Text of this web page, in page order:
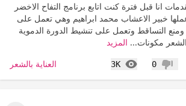
انا قبل فترة كنت اتابع برنامج التفاح الاخضر
خبير الاعشاب محمد ابراهيم وهي تعمل على
التساقط وتعمل على تنشيط الدورة الدموية
الشعر مكونات... المزيد
عدم إعجاب
0
3K
المشاهدات العناية بالشعر